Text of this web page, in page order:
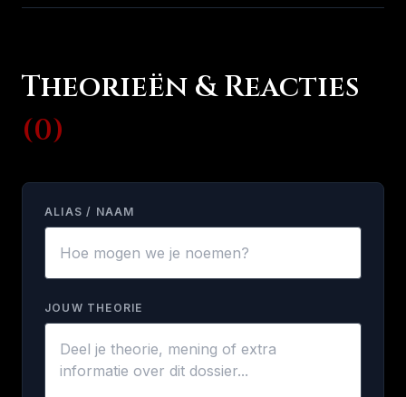
Theorieën & Reacties
(0)
ALIAS / NAAM
JOUW THEORIE